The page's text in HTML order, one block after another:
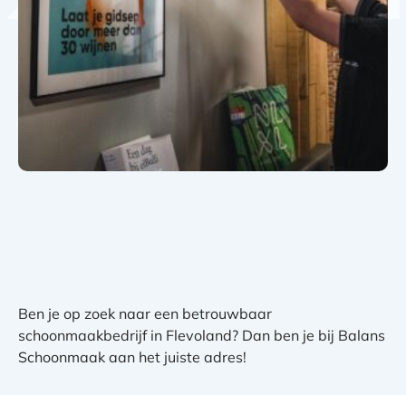
Ben je op zoek naar een betrouwbaar
schoonmaakbedrijf in Flevoland? Dan ben je bij Balans
Schoonmaak aan het juiste adres!